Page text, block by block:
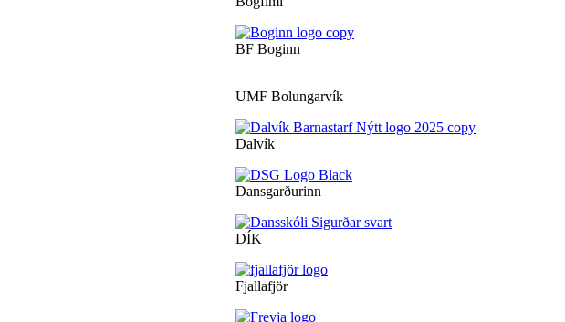
BF Boginn
UMF Bolungarvík
Dalvík
Dansgarðurinn
DÍK
Fjallafjör